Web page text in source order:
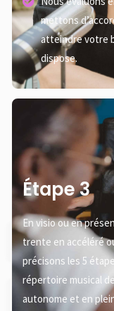
mettons
atteindre votre
dispose.
Étape 3
En visio ou en
trente en accéléré
précisons les 5
répertoire musical
autonome et en